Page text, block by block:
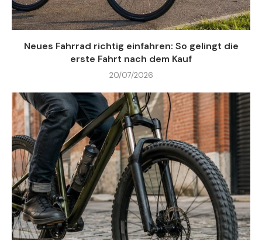
Neues Fahrrad richtig einfahren: So gelingt die
erste Fahrt nach dem Kauf
20/07/2026